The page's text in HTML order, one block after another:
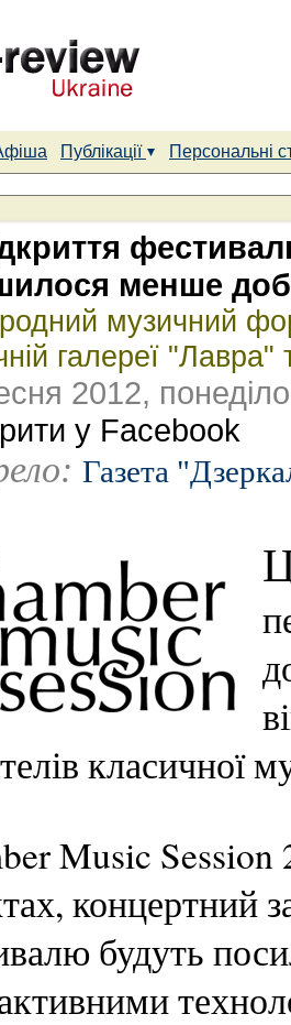
Публікації
Персональні
менше
музичний
галереї "Лавра"
2012,
у Facebook
Газета
класичної
Music Session
концертний
будуть